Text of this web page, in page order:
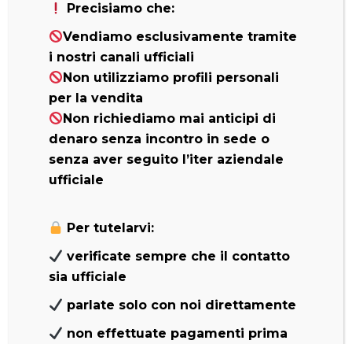
PRESTAZIONI
La TL-12 Takeuchi® nella versione a
geometria radiale è stata appositamente
studiata per lavorare agevolmente con
macchina una maggior forza di spinta, che è
necessaria per le attrezzature.
Inoltre, questa struttura permette di
migliorare la durata dei componenti in
quanto garantisce una minor usura del
Precisiamo che:
Vendiamo esclusivamente tramite
i nostri canali ufficiali
Non utilizziamo profili personali
per la vendita
Non richiediamo mai anticipi di
denaro senza incontro in sede o
senza aver seguito l’iter aziendale
ufficiale
Per tutelarvi:
verificate sempre che il contatto
sia ufficiale
parlate solo con noi direttamente
non effettuate pagamenti prima